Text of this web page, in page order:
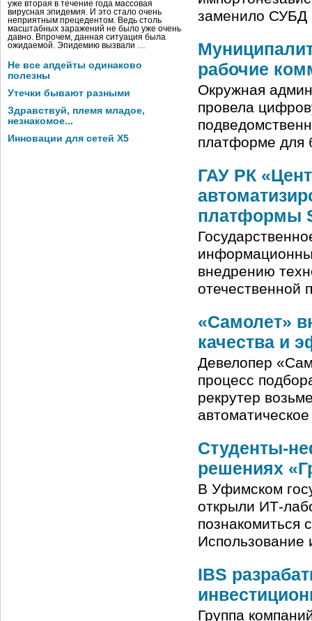
уже вторая в течение года массовая
вирусная эпидемия. И это стало очень
неприятным прецедентом. Ведь столь
масштабных заражений не было уже очень
давно. Впрочем, данная ситуация была
ожидаемой. Эпидемию вызвали …
Не все апдейты одинаково
полезны
Утечки бывают разными
Здравствуй, племя младое,
незнакомое...
Инновации для сетей X5
заменило СУБД
рабочие
Окружная
провела
платформе для
ГАУ РК
платформы
внедрению
отечественной
«Самолет»
качества и
Девелопер
процесс
рекрутер
Студенты-
решениях
В Уфимском
открыли ИТ-
Использование
IBS
Группа